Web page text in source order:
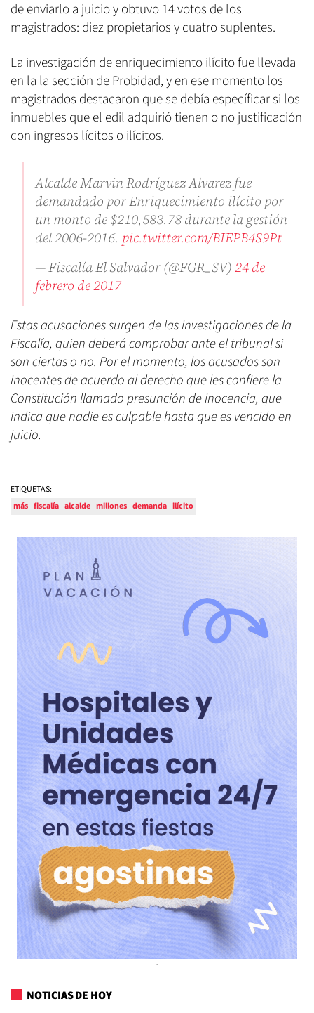
de enviarlo a juicio y obtuvo 14 votos de los
magistrados: diez propietarios y cuatro suplentes.
La investigación de enriquecimiento ilícito fue llevada
en la la sección de Probidad, y en ese momento los
magistrados destacaron que se debía específicar si los
inmuebles que el edil adquirió tienen o no justificación
con ingresos lícitos o ilícitos.
Alcalde Marvin Rodríguez Alvarez fue
demandado por Enriquecimiento ilícito por
un monto de $210,583.78 durante la gestión
del 2006-2016. pic.twitter.com/BIEPB4S9Pt
— Fiscalía El Salvador (@FGR_SV)24 de
febrero de 2017
Estas acusaciones surgen de las investigaciones de la
Fiscalía, quien deberá comprobar ante el tribunal si
son ciertas o no. Por el momento, los acusados son
inocentes de acuerdo al derecho que les confiere la
Constitución llamado presunción de inocencia, que
indica que nadie es culpable hasta que es vencido en
juicio.
ETIQUETAS:
más fiscalía alcalde millones demanda ilícito
NOTICIAS DE HOY